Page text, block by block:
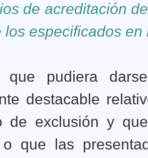
de acreditación
los especificados
que pudiera
destacable
de exclusión y
o que las